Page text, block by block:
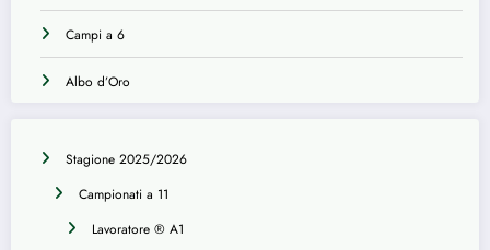
Campi a 6
Albo d’Oro
Stagione 2025/2026
Campionati a 11
Lavoratore ® A1